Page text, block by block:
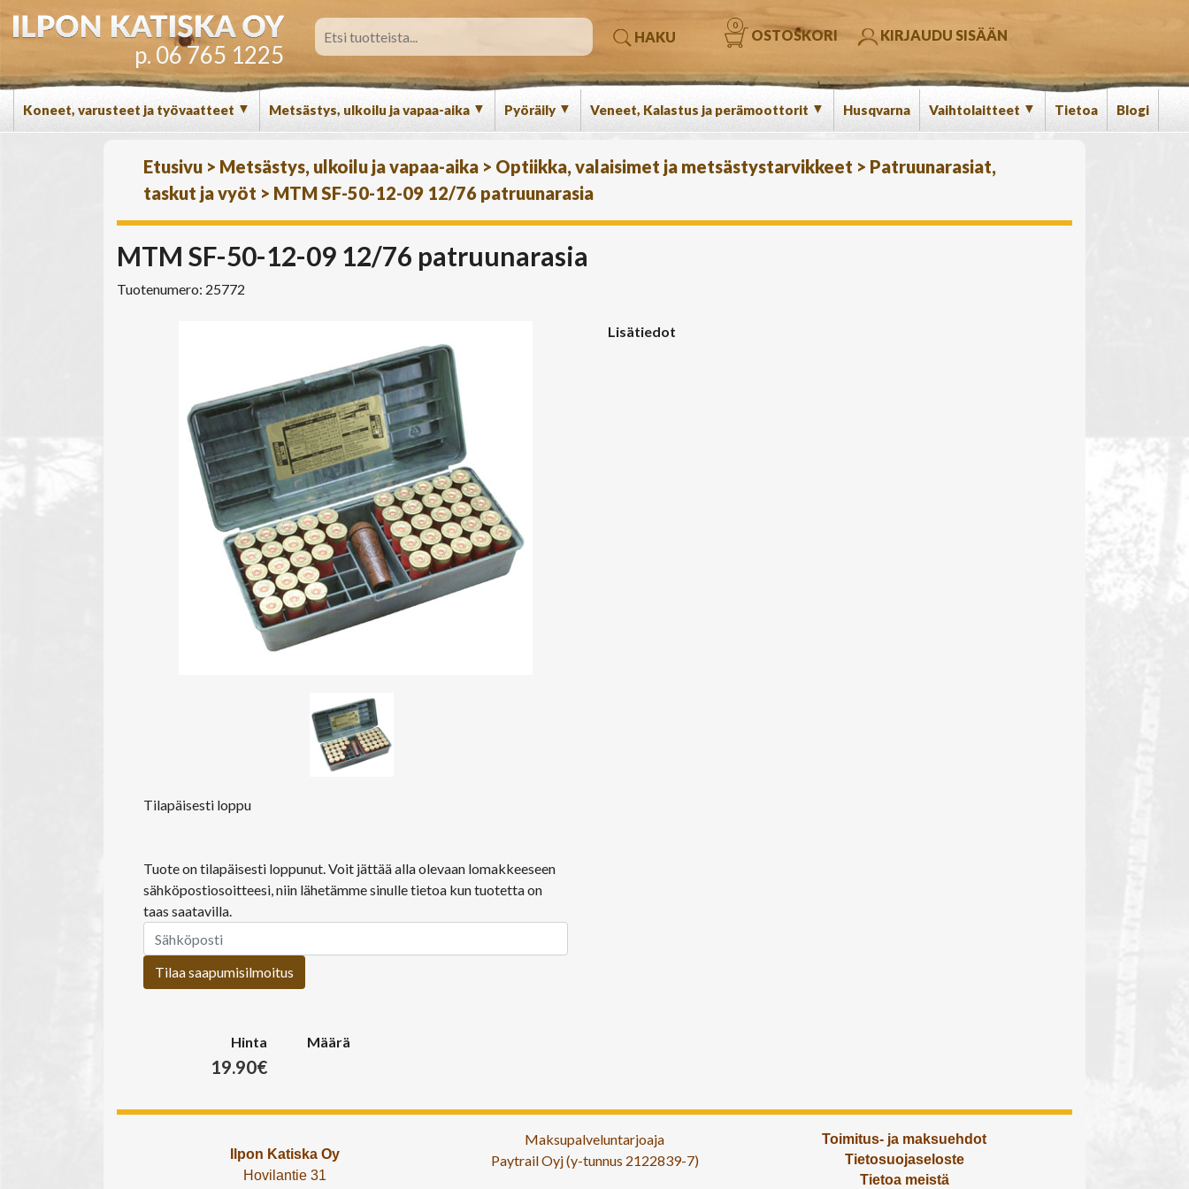
p. 06 765 1225
HAKU OSTOSKORI
0
KIRJAUDU SISÄÄN
Koneet, varusteet ja työvaatteet ▼ Metsästys, ulkoilu ja vapaa-aika ▼ Pyöräily ▼ Veneet, Kalastus ja perämoottorit ▼ Husqvarna Vaihtolaitteet ▼ Tietoa Blogi
Etusivu > Metsästys, ulkoilu ja vapaa-aika > Optiikka, valaisimet ja metsästystarvikkeet > Patruunarasiat,
taskut ja vyöt > MTM SF-50-12-09 12/76 patruunarasia
MTM SF-50-12-09 12/76 patruunarasia
Tuotenumero: 25772
Tilapäisesti loppu
Tuote on tilapäisesti loppunut. Voit jättää alla olevaan lomakkeeseen
sähköpostiosoitteesi, niin lähetämme sinulle tietoa kun tuotetta on
taas saatavilla.
Tilaa saapumisilmoitus
Hinta
19.90€
Määrä
Lisätiedot
Ilpon Katiska Oy
Hovilantie 31
Maksupalveluntarjoaja
Paytrail Oyj (y-tunnus 2122839-7)
Toimitus- ja maksuehdot
Tietosuojaseloste
Tietoa meistä